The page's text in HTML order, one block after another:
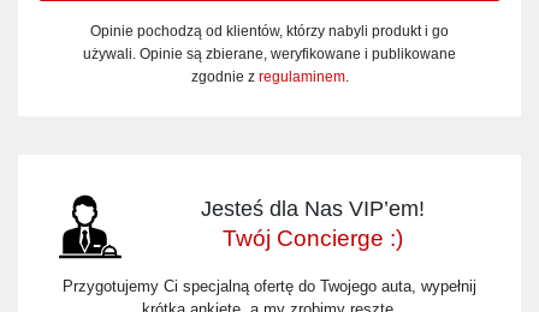
Opinie pochodzą od klientów, którzy nabyli produkt i go
używali. Opinie są zbierane, weryfikowane i publikowane
zgodnie z regulaminem.
Jesteś dla Nas VIP’em!
Twój Concierge :)
Przygotujemy Ci specjalną ofertę do Twojego auta, wypełnij